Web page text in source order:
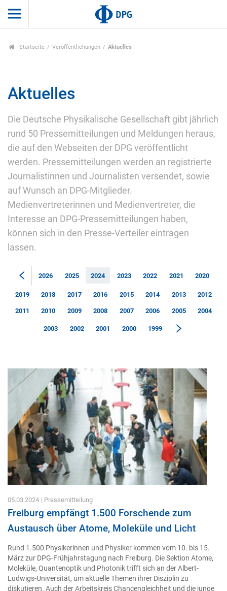
Startseite Veröffentlichungen Aktuelles
Aktuelles
Die Deutsche Physikalische Gesellschaft gibt jährlich
rund 50 Pressemitteilungen und Meldungen heraus,
die auf den Webseiten der DPG veröffentlicht
werden. Pressemitteilungen werden an registrierte
Journalistinnen und Journalisten versendet, sowie
auf Wunsch an DPG-Mitglieder.
Medienvertreterinnen und Medienvertreter, die
Interesse an DPG-Pressemitteilungen haben,
können sich in den Presse-Verteiler eintragen
lassen.
2026 2025 2024 2023 2022 2021 2020
2019 2018 2017 2016 2015 2014 2013 2012
2011 2010 2009 2008 2007 2006 2005 2004
2003 2002 2001 2000 1999
05.03.2024 | Pressemitteilung
Freiburg empfängt 1.500 Forschende zum
Austausch über Atome, Moleküle und Licht
Rund 1.500 Physikerinnen und Physiker kommen vom 10. bis 15.
März zur DPG-Frühjahrstagung nach Freiburg. Die Sektion Atome,
Moleküle, Quantenoptik und Photonik trifft sich an der Albert-
Ludwigs-Universität, um aktuelle Themen ihrer Disziplin zu
diskutieren. Auch der Arbeitskreis Chancengleichheit und die junge